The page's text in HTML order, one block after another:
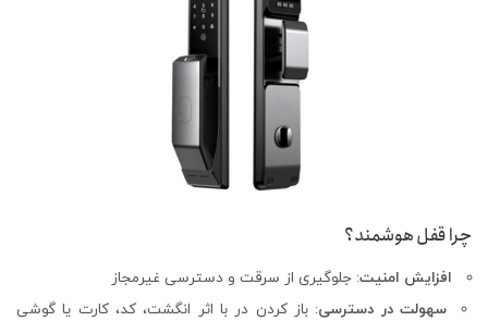
چرا قفل هوشمند؟
افزایش امنیت: جلوگیری از سرقت و دسترسی غیرمجاز
سهولت در دسترسی: باز کردن در با اثر انگشت، کد، کارت یا گوشی